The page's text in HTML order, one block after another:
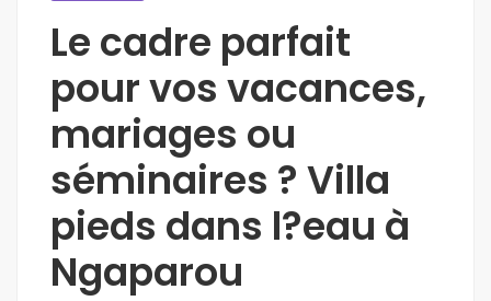
Le cadre parfait
pour vos vacances,
mariages ou
séminaires ? Villa
pieds dans l?eau à
Ngaparou